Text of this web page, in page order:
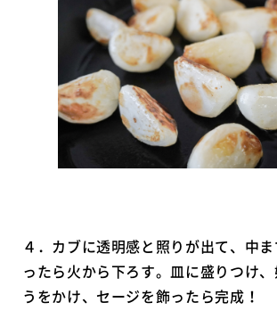
４．カブに透明感と照りが出て、中
ったら火から下ろす。皿に盛りつけ
うをかけ、セージを飾ったら完成！